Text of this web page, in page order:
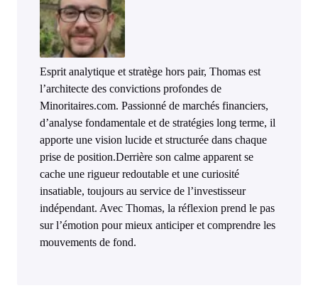
Esprit analytique et stratège hors pair, Thomas est
l’architecte des convictions profondes de
Minoritaires.com. Passionné de marchés financiers,
d’analyse fondamentale et de stratégies long terme, il
apporte une vision lucide et structurée dans chaque
prise de position.Derrière son calme apparent se
cache une rigueur redoutable et une curiosité
insatiable, toujours au service de l’investisseur
indépendant. Avec Thomas, la réflexion prend le pas
sur l’émotion pour mieux anticiper et comprendre les
mouvements de fond.